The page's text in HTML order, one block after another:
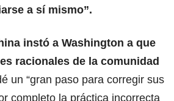
a sí mismo”.
instó a Washington a que
racionales de la comunidad
un “gran paso para corregir sus
completo la práctica incorrecta